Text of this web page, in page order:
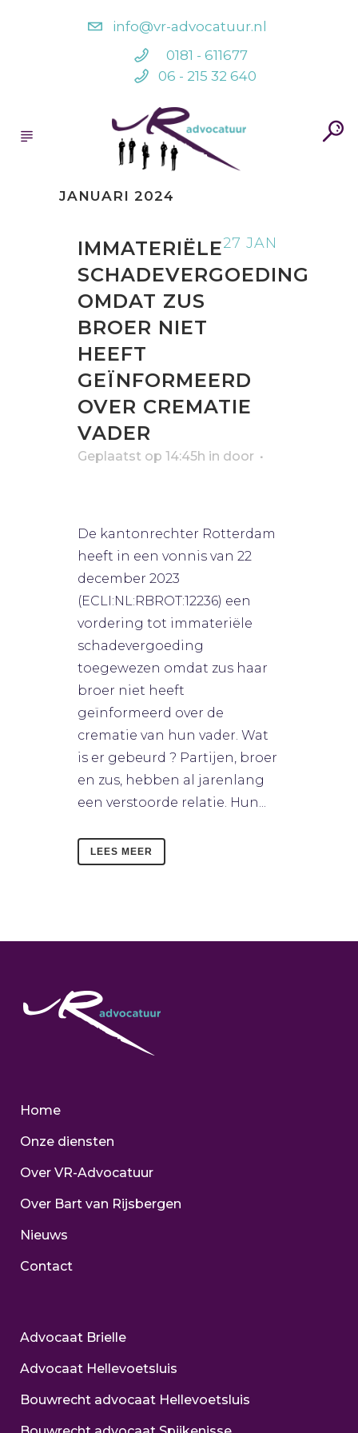
info@vr-advocatuur.nl
0181 - 611677
06 - 215 32 640
JANUARI 2024
27 JAN
IMMATERIËLE
SCHADEVERGOEDING
OMDAT ZUS
BROER NIET
HEEFT
GEÏNFORMEERD
OVER CREMATIE
VADER
Geplaatst op 14:45h in door
De kantonrechter Rotterdam
heeft in een vonnis van 22
december 2023
(ECLI:NL:RBROT:12236) een
vordering tot immateriële
schadevergoeding
toegewezen omdat zus haar
broer niet heeft
geïnformeerd over de
crematie van hun vader. Wat
is er gebeurd ? Partijen, broer
en zus, hebben al jarenlang
een verstoorde relatie. Hun...
LEES MEER
Home
Onze diensten
Over VR-Advocatuur
Over Bart van Rijsbergen
Nieuws
Contact
Advocaat Brielle
Advocaat Hellevoetsluis
Bouwrecht advocaat Hellevoetsluis